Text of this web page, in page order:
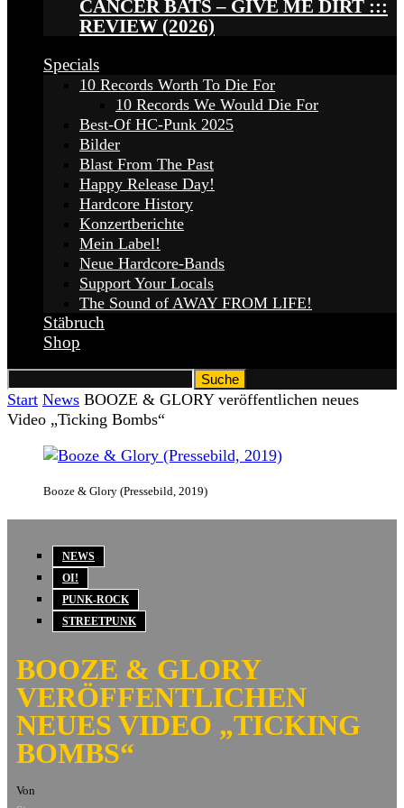
CANCER BATS – GIVE ME DIRT :::
REVIEW (2026)
Specials
10 Records Worth To Die For
10 Records We Would Die For
Best-Of HC-Punk 2025
Bilder
Blast From The Past
Happy Release Day!
Hardcore History
Konzertberichte
Mein Label!
Neue Hardcore-Bands
Support Your Locals
The Sound of AWAY FROM LIFE!
Stäbruch
Shop
Start News BOOZE & GLORY veröffentlichen neues
Video „Ticking Bombs“
Booze & Glory (Pressebild, 2019)
NEWS
OI!
PUNK-ROCK
STREETPUNK
BOOZE & GLORY
VERÖFFENTLICHEN
NEUES VIDEO „TICKING
BOMBS“
Von